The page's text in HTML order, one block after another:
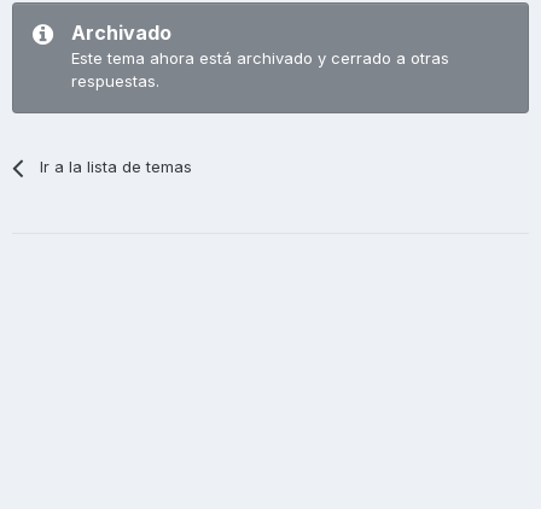
Archivado
Este tema ahora está archivado y cerrado a otras
respuestas.
Ir a la lista de temas